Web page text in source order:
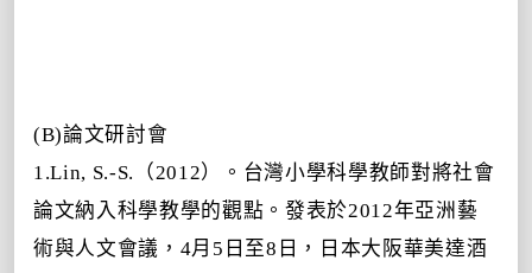
(B)論文研討會
1.Lin, S.-S.（2012）。台灣小學科學教師對將社會
論文納入科學教學的觀點。發表於2012年亞洲藝
術與人文會議，4月5日至8日，日本大阪華美達酒